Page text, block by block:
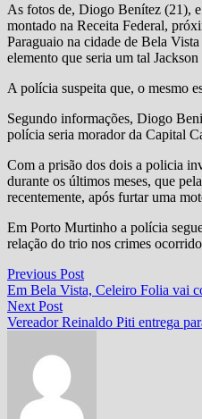
As fotos de, Diogo Benítez (21),
montado na Receita Federal,
Paraguaio na cidade de Bela
elemento que seria um tal
A polícia suspeita que, o mesmo
Segundo informações, Diogo
polícia seria morador da Capital
Com a prisão dos dois a policia
durante os últimos meses, que
recentemente, após furtar uma
Em Porto Murtinho a polícia
relação do trio nos crimes
Navegação
de
Post
Previous PostPrevious
post:
Em Bela Vista, Celeiro Folia vai
Next PostNext
post:
Vereador Reinaldo Piti entrega